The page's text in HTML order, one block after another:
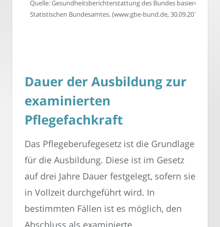
Quelle: Gesundheitsberichterstattung des Bundes basierend
Statistischen Bundesamtes. (www.gbe-bund.de, 30.09.2011)
Dauer der Ausbildung zur
examinierten
Pflegefachkraft
Das Pflegeberufegesetz ist die Grundlage
für die Ausbildung. Diese ist im Gesetz
auf drei Jahre Dauer festgelegt, sofern sie
in Vollzeit durchgeführt wird. In
bestimmten Fällen ist es möglich, den
Abschluss als examinierte